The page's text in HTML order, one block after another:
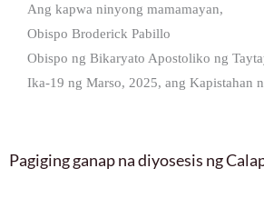
Ang kapwa ninyong mamamayan,
Obispo Broderick Pabillo
Obispo ng Bikaryato Apostoliko ng
Ika-19 ng Marso, 2025, ang Kapistahan
Pagiging ganap na diyosesis ng